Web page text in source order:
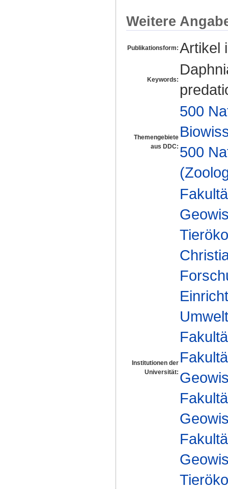
Weitere
Publikationsform: Artikel
Keywords:
Themengebiete
aus DDC:
500
500
Institutionen der
Universität: